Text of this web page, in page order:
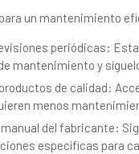
un mantenimiento
periódicas:
mantenimiento y
de calidad:
menos
del fabricante:
específicas para